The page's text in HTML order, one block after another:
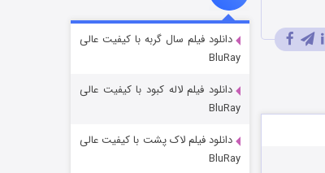
شوگر فصل ۲
قسمت
دانلود فیلم سال گربه با کیفیت عالی
BluRay
دانلود فیلم لاله کبود با کیفیت عالی
BluRay
دانلود فیلم لاک پشت با کیفیت عالی
BluRay